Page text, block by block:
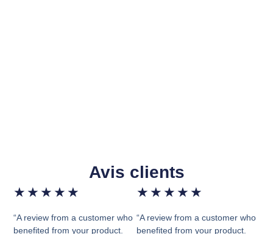
Avis clients
★ ★ ★ ★ ★
“A review from a customer who
benefited from your product.
★ ★ ★ ★ ★
“A review from a customer who
benefited from your product.